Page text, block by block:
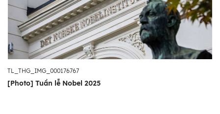
TL_THG_IMG_000176767
[Photo] Tuần lễ Nobel 2025